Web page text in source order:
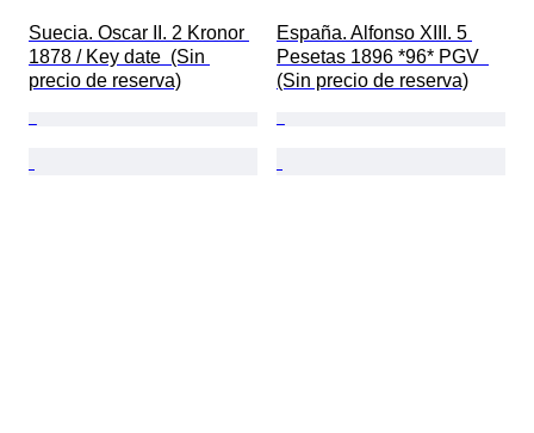
Suecia. Oscar II. 2 Kronor
1878 / Key date  (Sin
precio de reserva)
España. Alfonso XIII. 5
Pesetas 1896 *96* PGV
(Sin precio de reserva)